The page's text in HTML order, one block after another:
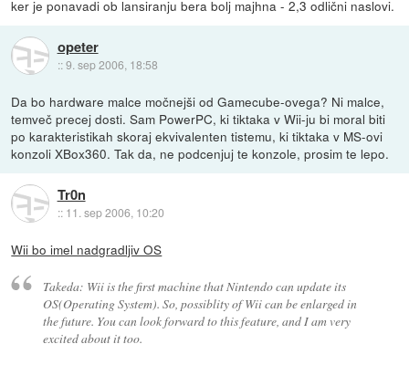
ker je ponavadi ob lansiranju bera bolj majhna - 2,3 odlični naslovi.
opeter
::9. sep 2006, 18:58
Da bo hardware malce močnejši od Gamecube-ovega? Ni malce,
temveč precej dosti. Sam PowerPC, ki tiktaka v Wii-ju bi moral biti
po karakteristikah skoraj ekvivalenten tistemu, ki tiktaka v MS-ovi
konzoli XBox360. Tak da, ne podcenjuj te konzole, prosim te lepo.
Tr0n
:: 11. sep 2006, 10:20
Wii bo imel nadgradljiv OS
Takeda: Wii is the first machine that Nintendo can update its
OS(Operating System). So, possiblity of Wii can be enlarged in
the future. You can look forward to this feature, and I am very
excited about it too.